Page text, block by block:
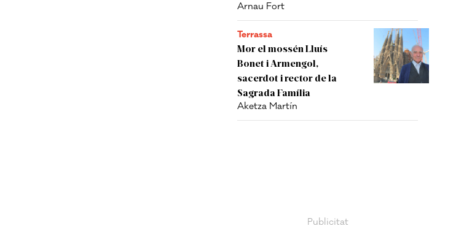
Arnau Fort
Terrassa
Mor el mossén Lluís
Bonet i Armengol,
sacerdot i rector de la
Sagrada Família
Aketza Martín